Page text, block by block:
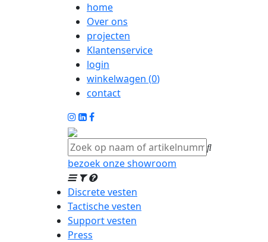
home
Over ons
projecten
Klantenservice
login
winkelwagen (0)
contact
bezoek onze showroom
Discrete vesten
Tactische vesten
Support vesten
Press